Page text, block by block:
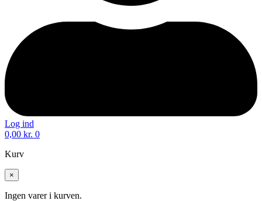
Log ind
0,00 kr. 0
Kurv
×
Ingen varer i kurven.